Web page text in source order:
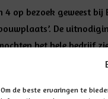
Om de beste ervaringen te
op bezoek geweest
De
het hele bedrijf
over hoe kozijnen
kan worden.